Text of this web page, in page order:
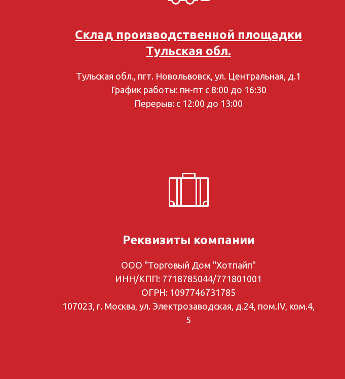
Склад производственной площадки
Тульская обл.
Тульская обл., пгт. Новольвовск, ул. Центральная, д.1
График работы: пн-пт с 8:00 до 16:30
Перерыв: с 12:00 до 13:00
Реквизиты компании
ООО "Торговый Дом "Хотпайп"
ИНН/КПП: 7718785044/771801001
ОГРН: 1097746731785
107023, г. Москва, ул. Электрозаводская, д.24, пом.IV, ком.4,
5